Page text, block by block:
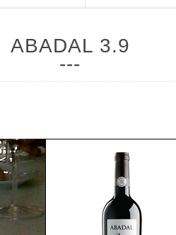
ABADAL 3.9